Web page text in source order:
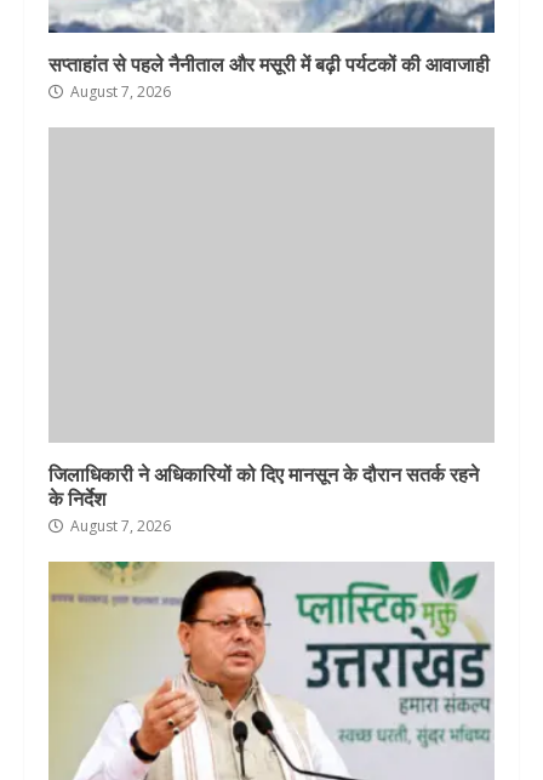
सप्ताहांत से पहले नैनीताल और मसूरी में बढ़ी पर्यटकों की आवाजाही
August 7, 2026
जिलाधिकारी ने अधिकारियों को दिए मानसून के दौरान सतर्क रहने
के निर्देश
August 7, 2026